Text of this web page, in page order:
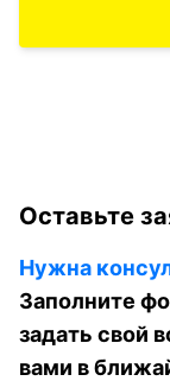
Оставьте
Нужна
Заполните
задать свой
вами в